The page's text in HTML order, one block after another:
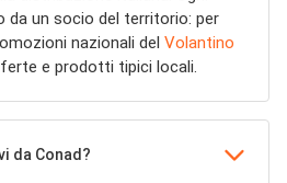
un socio del territorio: per
nazionali del Volantino
e prodotti tipici locali.
da Conad?